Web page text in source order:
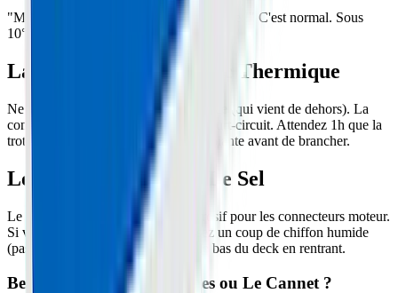
"Ma trottinette a perdu 10km d'autonomie !" C'est normal. Sous
10°C, la chimie du Lithium ralentit.
La Règle d'Or : Le Choc Thermique
Ne chargez JAMAIS une batterie gelée (qui vient de dehors). La
condensation interne peut créer un court-circuit. Attendez 1h que la
trottinette revienne à température ambiante avant de brancher.
Le Tueur Silencieux : Le Sel
Le sel de déneigement est ultra-corrosif pour les connecteurs moteur.
Si vous roulez sur route salée, passez un coup de chiffon humide
(pas de jet d'eau !) sur les roues et le bas du deck en rentrant.
Besoin d'un expert à Cannes ou Le Cannet ?